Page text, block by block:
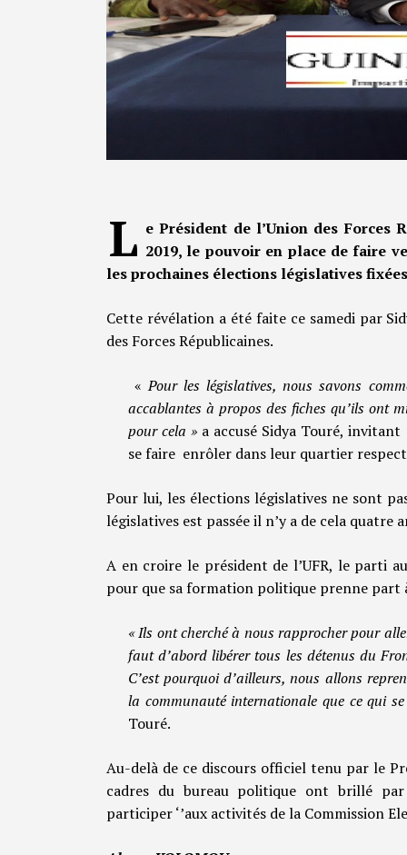
L e Président de l’Union des Forces
2019, le pouvoir en place de faire
les prochaines élections législatives
Cette révélation a été faite ce samedi par
des Forces Républicaines.
«Pour les législatives, nous savons
accablantes à propos des fiches qu’ils ont
pour cela » a accusé Sidya Touré,
se faire enrôler dans leur quartier
Pour lui, les élections législatives ne sont
législatives est passée il n’y a de cela quatre
A en croire le président de l’UFR, le parti
pour que sa formation politique prenne part
« Ils ont cherché à nous rapprocher pour
faut d’abord libérer tous les détenus du
C’est pourquoi d’ailleurs, nous allons
la communauté internationale que ce qui
Touré.
Au-delà de ce discours officiel tenu par le
cadres du bureau politique ont brillé
participer ‘’aux activités de la Commission